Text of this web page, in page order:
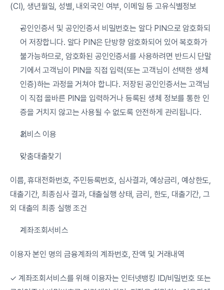
(CI), 생년월일, 성별, 내외국인 여부, 이메일 등 고유식별정보
공인인증서 및 공인인증서 비밀번호는 알다 PIN으로 암호화되
어 저장합니다. 알다 PIN은 단방향 암호화되어 있어 복호화가
불가능하므로, 암호화된 공인인증서를 사용하려면 반드시 단말
기에서 고객님이 PIN을 직접 입력(또는 고객님이 선택한 생체
인증)하는 과정을 거쳐야 합니다. 저장된 공인인증서는 고객님
이 직접 올바른 PIN을 입력하거나 등록된 생체 정보를 통한 인
증을 거치지 않고는 사용될 수 없도록 안전하게 관리됩니다.
서비스 이용
맞춤대출찾기
이름, 휴대전화번호, 주민등록번호, 심사결과, 예상금리, 예상한도,
대출기간, 최종심사 결과, 대출실행 상태, 금리, 한도, 대출기간, 그
외 대출의 최종 실행 조건
계좌조회서비스
이용자 본인 명의 금융계좌의 계좌번호, 잔액 및 거래내역
✓ 계좌조회서비스를 위해 이용자는 인터넷뱅킹 ID/비밀번호 또는